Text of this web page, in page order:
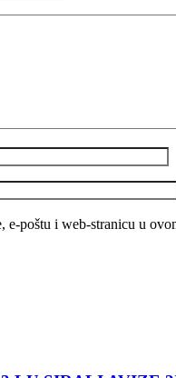
e-poštu i web-stranicu u